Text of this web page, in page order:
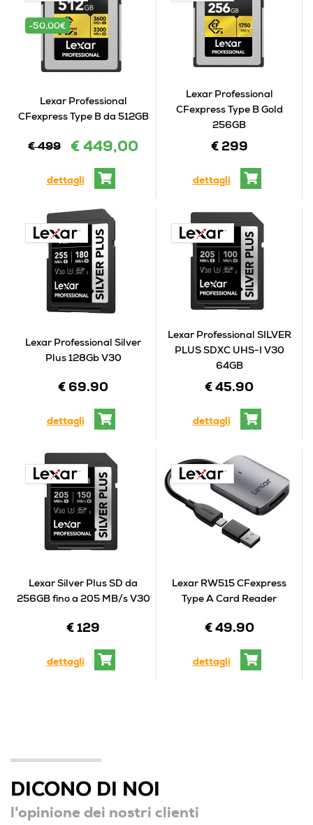
-50,00€
Lexar Professional
CFexpress Type B da 512GB
€ 499 € 449,00
dettagli
Lexar Professional
CFexpress Type B Gold
256GB
€ 299
dettagli
Lexar Professional Silver
Plus 128Gb V30
€ 69.90
dettagli
Lexar Professional SILVER
PLUS SDXC UHS-I V30
64GB
€ 45.90
dettagli
Lexar Silver Plus SD da
256GB fino a 205 MB/s V30
€ 129
dettagli
Lexar RW515 CFexpress
Type A Card Reader
€ 49.90
dettagli
DICONO DI NOI
l'opinione dei nostri clienti